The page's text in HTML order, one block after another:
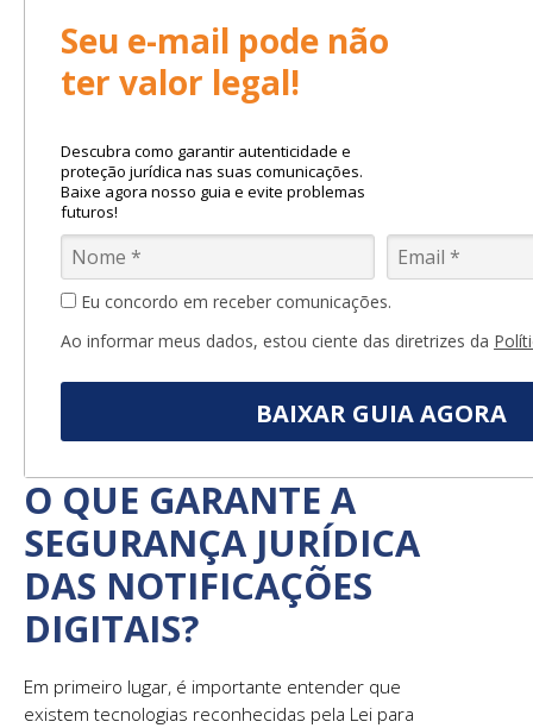
Seu e-mail pode não
ter valor legal!
Descubra como garantir autenticidade e
proteção jurídica nas suas comunicações.
Baixe agora nosso guia e evite problemas
futuros!
Eu concordo em receber comunicações.
Ao informar meus dados, estou ciente das diretrizes da
BAIXAR GUIA AGORA
O QUE GARANTE A
SEGURANÇA JURÍDICA
DAS NOTIFICAÇÕES
DIGITAIS?
Em primeiro lugar, é importante entender que
existem tecnologias reconhecidas pela Lei para